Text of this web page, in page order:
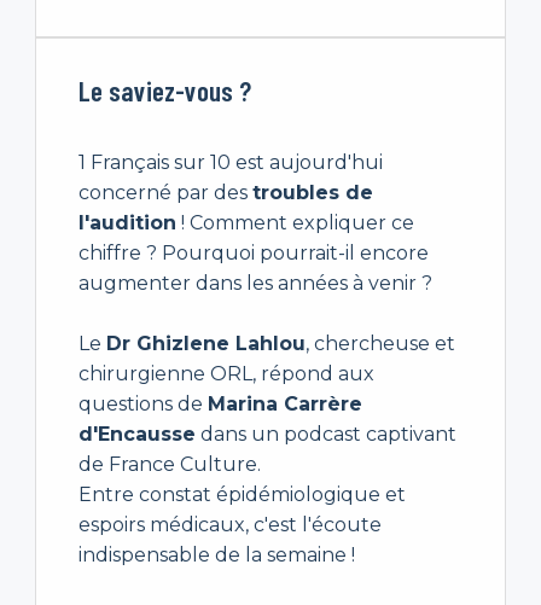
Le saviez-vous ?
1 Français sur 10 est aujourd'hui
concerné par des troubles de
l'audition ! Comment expliquer ce
chiffre ? Pourquoi pourrait-il encore
augmenter dans les années à venir ?
Le Dr Ghizlene Lahlou, chercheuse et
chirurgienne ORL, répond aux
questions de Marina Carrère
d'Encausse dans un podcast captivant
de France Culture.
Entre constat épidémiologique et
espoirs médicaux, c'est l'écoute
indispensable de la semaine !